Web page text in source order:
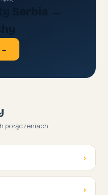
→
połączeniach.
›
›